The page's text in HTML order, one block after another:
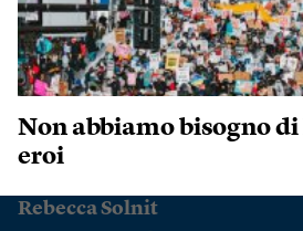
Non abbiamo bisogno di
eroi
Rebecca Solnit